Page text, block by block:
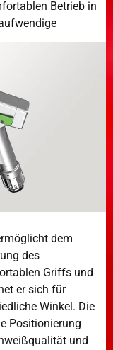
Betrieb in
dem
des
Griffs und
er sich für
Winkel. Die
Positionierung
und